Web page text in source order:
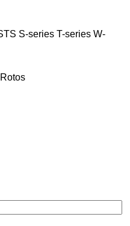
S-series T-series W-